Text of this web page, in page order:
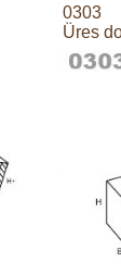
0303
Üres